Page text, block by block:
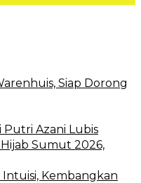
Siap Dorong
Putri Azani Lubis
Sumut 2026,
Intuisi, Kembangkan